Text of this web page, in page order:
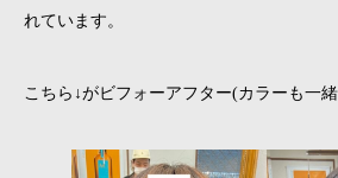
れています。
こちら↓がビフォーアフター(カラーも一